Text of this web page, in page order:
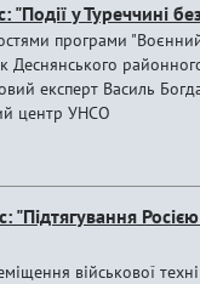
у Туреччині
програми
Деснянського
експерт Василь
центр УНСО
"Підтягування
військової